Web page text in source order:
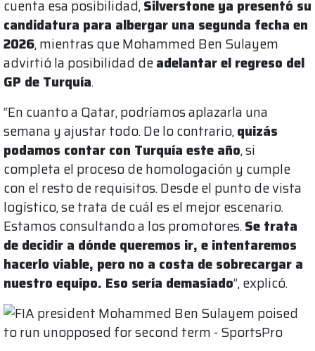
cuenta esa posibilidad,Silverstone ya presentó su
candidatura para albergar una segunda fecha en
2026, mientras que Mohammed Ben Sulayem
advirtió la posibilidad deadelantar el regreso del
GP de Turquía.
“En cuanto a Qatar, podríamos aplazarla una
semana y ajustar todo. De lo contrario,quizás
podamos contar con Turquía este año, si
completa el proceso de homologación y cumple
con el resto de requisitos. Desde el punto de vista
logístico, se trata de cuál es el mejor escenario.
Estamos consultando a los promotores.Se trata
de decidir a dónde queremos ir, e intentaremos
hacerlo viable, pero no a costa de sobrecargar a
nuestro equipo. Eso sería demasiado”, explicó.